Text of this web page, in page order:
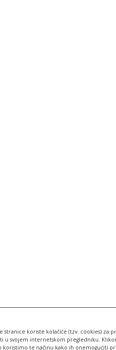
stranice koriste kolačiće (tzv. cookies) za
u svojem internetskom pregledniku.
koristimo te načinu kako ih onemogućiti